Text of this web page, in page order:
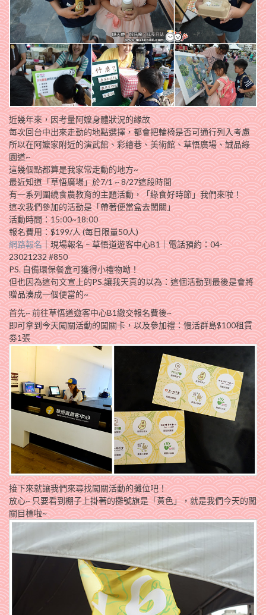
近幾年來，因考量阿嬤身體狀況的緣故
每次回台中出來走動的地點選擇，都會把輪椅是否可通行列入考慮
所以在阿嬤家附近的演武館、彩繪巷、美術館、草悟廣場、誠品綠
園道~
這幾個點都算是我家常走動的地方~
最近知道「草悟廣場」於7/1 ~ 8/27這段時間
有一系列圍繞食農教育的主題活動，「綠食好時節」我們來啦！
這次我們參加的活動是「帶著便當盒去闖關」
活動時間：15:00~18:00
報名費用：$199/人 (每日限量50人)
網路報名｜現場報名 – 草悟道遊客中心B1｜電話預約：04-
23021232 #850
PS. 自備環保餐盒可獲得小禮物呦！
但也因為這句文宣上的PS.讓我天真的以為：這個活動到最後是會將
贈品湊成一個便當的~
首先~ 前往草悟道遊客中心B1繳交報名費後~
即可拿到今天闖關活動的闖關卡，以及參加禮：慢活群島$100租賃
劵1張
接下來就讓我們來尋找闖關活動的攤位吧！
放心~ 只要看到棚子上掛著的攤號旗是「黃色」，就是我們今天的闖
關目標啦~